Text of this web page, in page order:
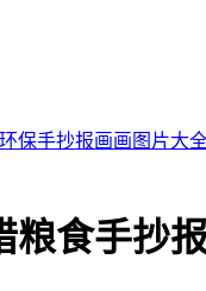
环保手抄报画画图片大
粮食手抄